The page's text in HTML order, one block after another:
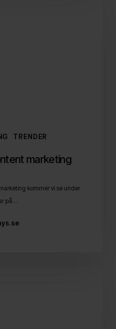
TRENDER
marketing
kommer vi se under
på…